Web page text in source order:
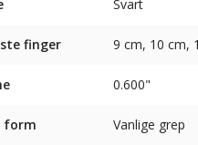
Svart
finger 9 cm, 10 cm,
0.600"
form Vanlige grep